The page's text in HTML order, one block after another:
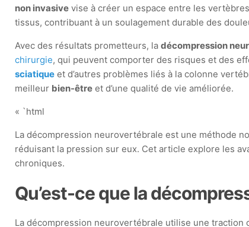
non invasive vise à créer un espace entre les
tissus, contribuant à un soulagement durable des
Avec des résultats prometteurs, ladécompression
chirurgie, qui peuvent comporter des risques et des
sciatique et d’autres problèmes liés à la colonne
meilleur bien-être et d’une qualité de vie améliorée.
« `html
La décompression neurovertébrale est une méthode
réduisant la pression sur eux. Cet article explore les
chroniques.
Qu’est-ce que la
La décompression neurovertébrale utilise une